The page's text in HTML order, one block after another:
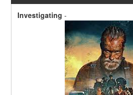
Investigating -